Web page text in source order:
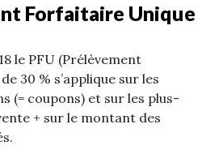
Forfaitaire Unique
le PFU (Prélèvement
30 % s’applique sur les
(= coupons) et sur les plus-
+ sur le montant des